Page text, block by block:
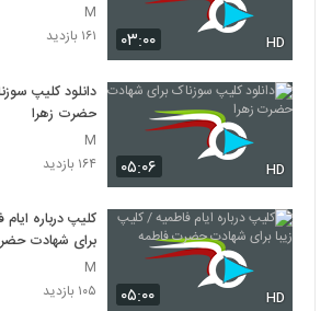
۰۳:۰۰ HD
M
۱۶۱ بازدید
۰۵:۰۶ HD
دانلود کلیپ
حضرت زهرا
M
۱۶۴ بازدید
۰۵:۰۰ HD
کلیپ درباره
برای شهادت
M
۱۰۵ بازدید